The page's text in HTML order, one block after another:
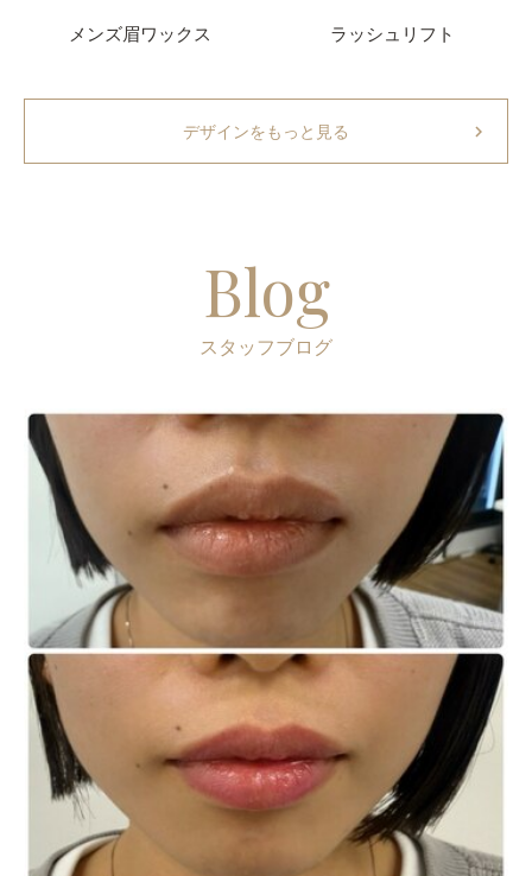
メンズ眉ワックス ラッシュリフト
デザインをもっと見る chevron_right
Blog
スタッフブログ